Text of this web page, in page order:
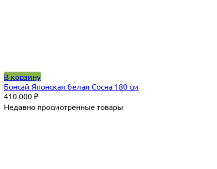
В корзину
Бонсай Японская белая Сосна 180 см
410 000 ₽
Недавно просмотренные товары